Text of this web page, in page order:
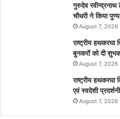
गुरुदेव रवीन्द्रनाथ
चौधरी ने किया
August 7, 2026
राष्ट्रीय हथकरघा
बुनकरों को दी
August 7, 2026
राष्ट्रीय
एवं स्वदेशी
August 7, 2026